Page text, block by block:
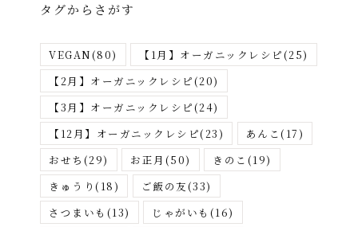
ー
ら
が
す
タグからさがす
VEGAN(80) 【1月】オーガニックレシピ(25)
【2月】オーガニックレシピ(20)
【3月】オーガニックレシピ(24)
【12月】オーガニックレシピ(23) あんこ(17)
おせち (29) お正月 (50) きのこ (19)
きゅうり (18) ご飯の友(33)
さつまいも (13) じゃがいも (16)